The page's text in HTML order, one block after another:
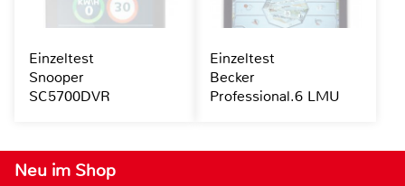
Neu im Shop
Einzeltest
Snooper
SC5700DVR
Einzeltest
Becker
Professional.6 LMU